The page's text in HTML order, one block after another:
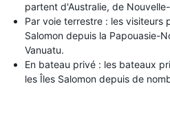
partent d'Australie, de
Par voie terrestre : les visiteurs
Salomon depuis la Papouasie-
Vanuatu.
En bateau privé : les bateaux
les Îles Salomon depuis de